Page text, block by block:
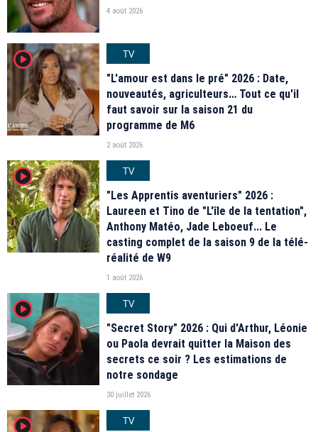
4 août 2026
player2
TV
"L'amour est dans le pré" 2026 : Date,
nouveautés, agriculteurs… Tout ce qu'il
faut savoir sur la saison 21 du
programme de M6
2 août 2026
player2
TV
"Les Apprentis aventuriers" 2026 :
Laureen et Tino de "L'île de la tentation",
Anthony Matéo, Jade Leboeuf... Le
casting complet de la saison 9 de la télé-
réalité de W9
1 août 2026
player2
TV
"Secret Story" 2026 : Qui d'Arthur, Léonie
ou Paola devrait quitter la Maison des
secrets ce soir ? Les estimations de
notre sondage
30 juillet 2026
player2 TV